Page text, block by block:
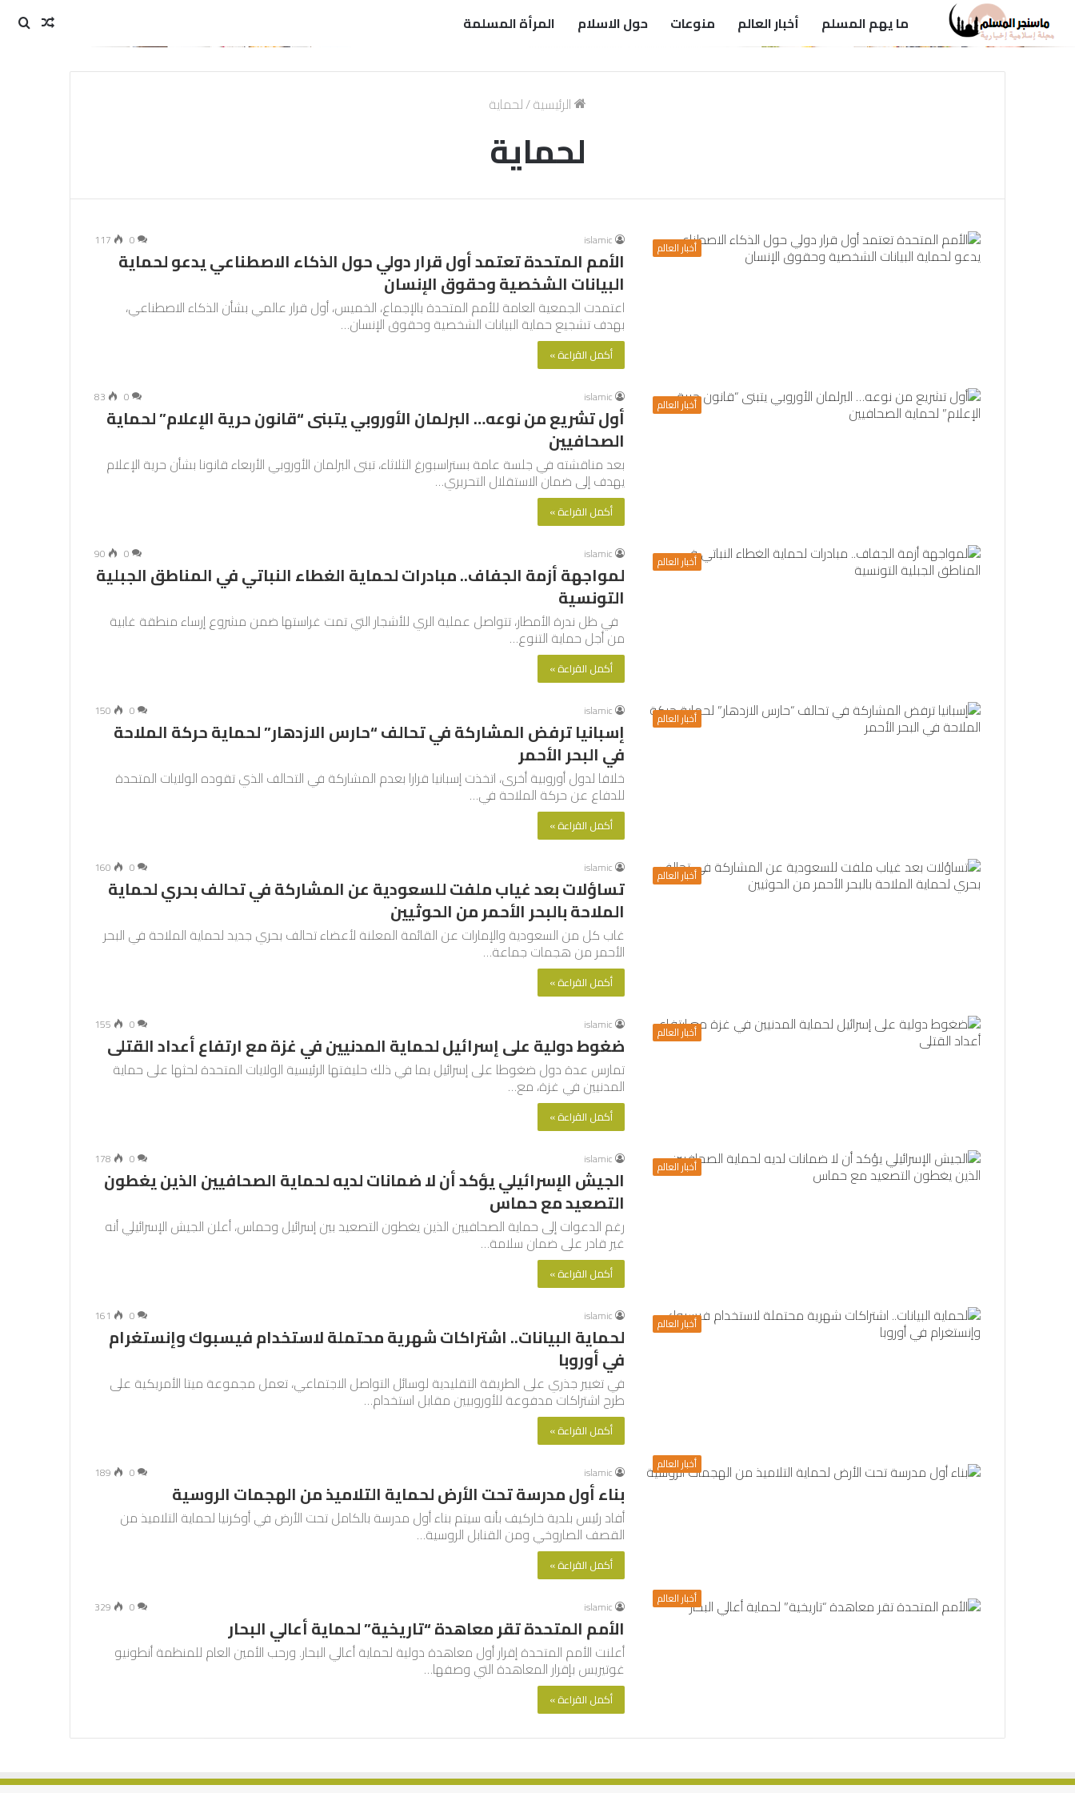
ما يهم المسلم أخبار العالم منوعات حول الاسلام المرأة المسلمة
مقال
الرئيسية/لحماية
لحماية
أخبار العالم islamic
0
117
الأمم المتحدة تعتمد أول قرار دولي حول الذكاء الاصطناعي يدعو لحماية
البيانات الشخصية وحقوق الإنسان
اعتمدت الجمعية العامة للأمم المتحدة بالإجماع، الخميس، أول قرار عالمي بشأن الذكاء الاصطناعي،
بهدف تشجيع حماية البيانات الشخصية وحقوق الإنسان…
أكمل القراءة »
أخبار العالم islamic
0
83
أول تشريع من نوعه… البرلمان الأوروبي يتبنى “قانون حرية الإعلام” لحماية
الصحافيين
بعد مناقشته في جلسة عامة بستراسبورغ الثلاثاء، تبنى البرلمان الأوروبي الأربعاء قانونا بشأن حرية الإعلام
يهدف إلى ضمان الاستقلال التحريري…
أكمل القراءة »
أخبار العالم islamic
0
90
لمواجهة أزمة الجفاف.. مبادرات لحماية الغطاء النباتي في المناطق الجبلية
التونسية
في ظل ندرة الأمطار، تتواصل عملية الري للأشجار التي تمت غراستها ضمن مشروع إرساء منطقة غابية
من أجل حماية التنوع…
أكمل القراءة »
أخبار العالم islamic
0
150
إسبانيا ترفض المشاركة في تحالف “حارس الازدهار” لحماية حركة الملاحة
في البحر الأحمر
خلافا لدول أوروبية أخرى، اتخذت إسبانيا قرارا بعدم المشاركة في التحالف الذي تقوده الولايات المتحدة
للدفاع عن حركة الملاحة في…
أكمل القراءة »
أخبار العالم islamic
0
160
تساؤلات بعد غياب ملفت للسعودية عن المشاركة في تحالف بحري لحماية
الملاحة بالبحر الأحمر من الحوثيين
غاب كل من السعودية والإمارات عن القائمة المعلنة لأعضاء تحالف بحري جديد لحماية الملاحة في البحر
الأحمر من هجمات جماعة…
أكمل القراءة »
أخبار العالم islamic
0
155
ضغوط دولية على إسرائيل لحماية المدنيين في غزة مع ارتفاع أعداد القتلى
تمارس عدة دول ضغوطا على إسرائيل بما في ذلك حليفتها الرئيسية الولايات المتحدة لحثها على حماية
المدنيين في غزة، مع…
أكمل القراءة »
أخبار العالم islamic
0
178
الجيش الإسرائيلي يؤكد أن لا ضمانات لديه لحماية الصحافيين الذين يغطون
التصعيد مع حماس
رغم الدعوات إلى حماية الصحافيين الذين يغطون التصعيد بين إسرائيل وحماس، أعلن الجيش الإسرائيلي أنه
غير قادر على ضمان سلامة…
أكمل القراءة »
أخبار العالم islamic
0
161
لحماية البيانات.. اشتراكات شهرية محتملة لاستخدام فيسبوك وإنستغرام
في أوروبا
في تغيير جذري على الطريقة التقليدية لوسائل التواصل الاجتماعي، تعمل مجموعة ميتا الأمريكية على
طرح اشتراكات مدفوعة للأوروبيين مقابل استخدام…
أكمل القراءة »
أخبار العالم islamic
0
189
بناء أول مدرسة تحت الأرض لحماية التلاميذ من الهجمات الروسية
أفاد رئيس بلدية خاركيف بأنه سيتم بناء أول مدرسة بالكامل تحت الأرض في أوكرنيا لحماية التلاميذ من
القصف الصاروخي ومن القنابل الروسية…
أكمل القراءة »
أخبار العالم islamic
0
329
الأمم المتحدة تقر معاهدة “تاريخية” لحماية أعالي البحار
أعلنت الأمم المتحدة إقرار أول معاهدة دولية لحماية أعالي البحار. ورحب الأمين العام للمنظمة أنطونيو
غوتيريس بإقرار المعاهدة التي وصفها…
أكمل القراءة »